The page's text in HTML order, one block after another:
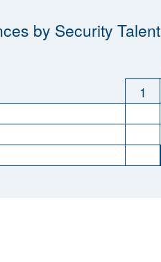
by Security Talent
1